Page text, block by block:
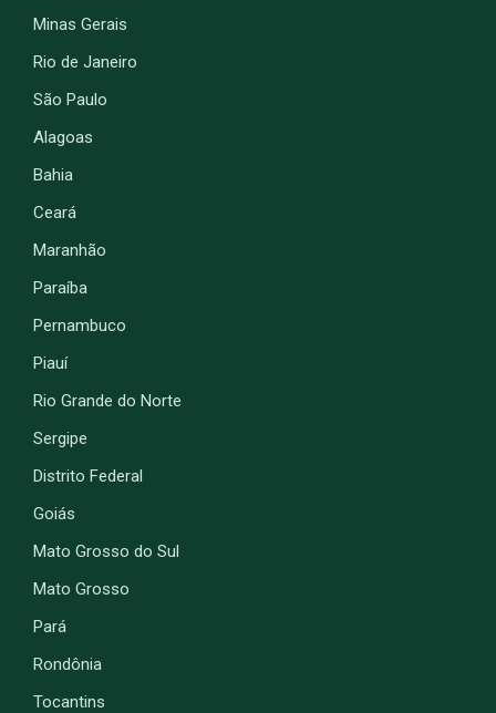
Minas Gerais
Rio de Janeiro
São Paulo
Alagoas
Bahia
Ceará
Maranhão
Paraíba
Pernambuco
Piauí
Rio Grande do Norte
Sergipe
Distrito Federal
Goiás
Mato Grosso do Sul
Mato Grosso
Pará
Rondônia
Tocantins